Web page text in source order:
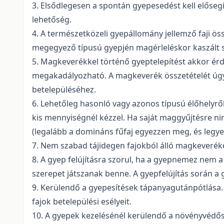
3. Elsődlegesen a spontán gyepesedést kell
lehetőség.
4. A természetközeli gyepállomány jellemző faji
megegyező típusú gyepjén magérleléskor kaszált
5. Magkeverékkel történő gyeptelepítést akkor
megakadályozható. A magkeverék összetételét
betelepüléséhez.
6. Lehetőleg hasonló vagy azonos típusú
kis mennyiségnél kézzel. Ha saját maggyűjtésre
(legalább a domináns fűfaj egyezzen meg, és
7. Nem szabad tájidegen fajokból álló
8. A gyep felújításra szorul, ha a gyepnemez
szerepet játszanak benne. A gyepfelújítás során
9. Kerülendő a gyepesítések
fajok betelepülési esélyeit.
10. A gyepek kezelésénél kerülendő a